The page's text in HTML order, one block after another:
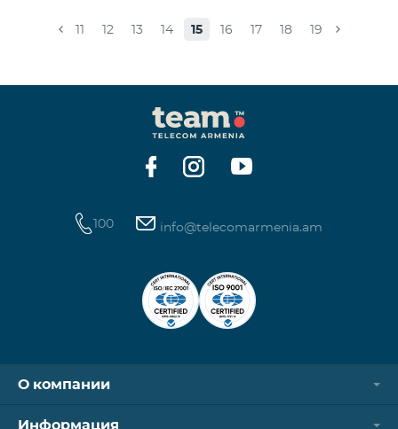
11 12 13 14 15 16 17 18 19
100 info@telecomarmenia.am
О компании
Информация